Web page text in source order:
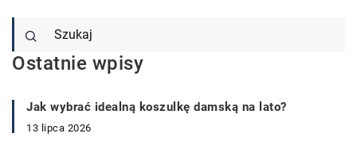
Ostatnie wpisy
Jak wybrać idealną koszulkę damską na lato?
13 lipca 2026